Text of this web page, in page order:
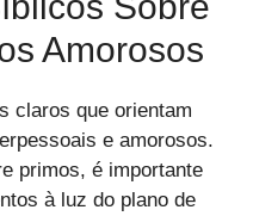
Amorosos
claros que orientam
e amorosos.
primos, é importante
à luz do plano de